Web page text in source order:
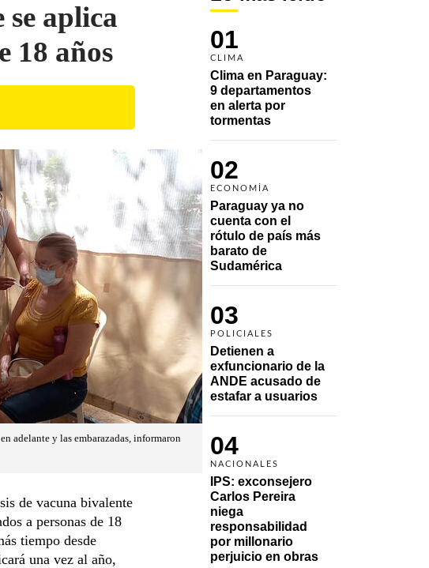
01
CLIMA
Clima en Paraguay:
9 departamentos
en alerta por
tormentas
02
ECONOMÍA
Paraguay ya no
cuenta con el
rótulo de país más
barato de
Sudamérica
03
POLICIALES
Detienen a
exfuncionario de la
ANDE acusado de
estafar a usuarios
04
NACIONALES
IPS: exconsejero
Carlos Pereira
niega
responsabilidad
por millonario
perjuicio en obras
aplica
18 años
adelante y las embarazadas, informaron
de vacuna bivalente
a personas de 18
tiempo desde
una vez al año,